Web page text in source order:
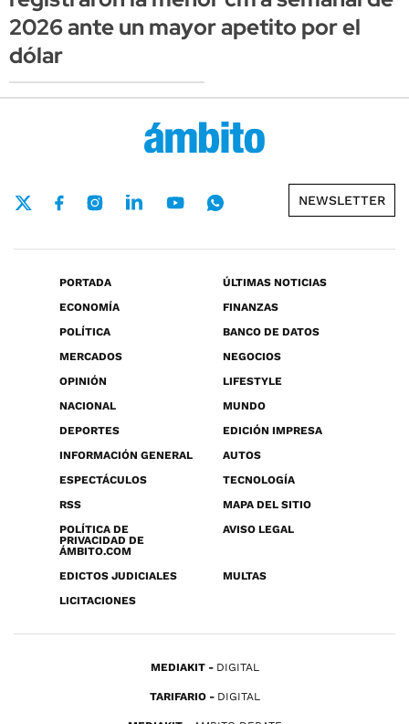
2026 ante un mayor apetito por el
dólar
NEWSLETTER
PORTADA
ÚLTIMAS NOTICIAS
ECONOMÍA
FINANZAS
POLÍTICA
BANCO DE DATOS
MERCADOS
NEGOCIOS
OPINIÓN
LIFESTYLE
NACIONAL
MUNDO
DEPORTES
EDICIÓN IMPRESA
INFORMACIÓN GENERAL
AUTOS
ESPECTÁCULOS
TECNOLOGÍA
RSS
MAPA DEL SITIO
POLÍTICA DE
PRIVACIDAD DE
ÁMBITO.COM
AVISO LEGAL
EDICTOS JUDICIALES
MULTAS
LICITACIONES
MEDIAKIT DIGITAL
TARIFARIO DIGITAL